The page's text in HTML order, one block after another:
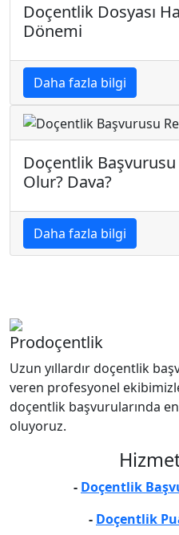
Doçentlik Dosyası
Dönemi
Daha fazla bilgi
Doçentlik
Olur? Dava?
Daha fazla bilgi
Prodoçentlik
Uzun yıllardır doçentlik
veren profesyonel
doçentlik başvurularında
oluyoruz.
- Doçentlik
- Doçentlik